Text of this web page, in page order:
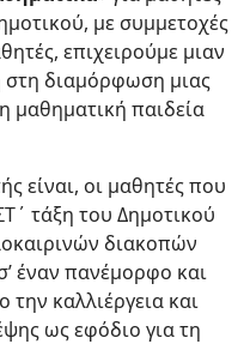
με συμμετοχές
επιχειρούμε μιαν
διαμόρφωση μιας
μαθηματική παιδεία
είναι, οι μαθητές που
τάξη του Δημοτικού
διακοπών
έναν πανέμορφο και
καλλιέργεια και
ως εφόδιο για τη